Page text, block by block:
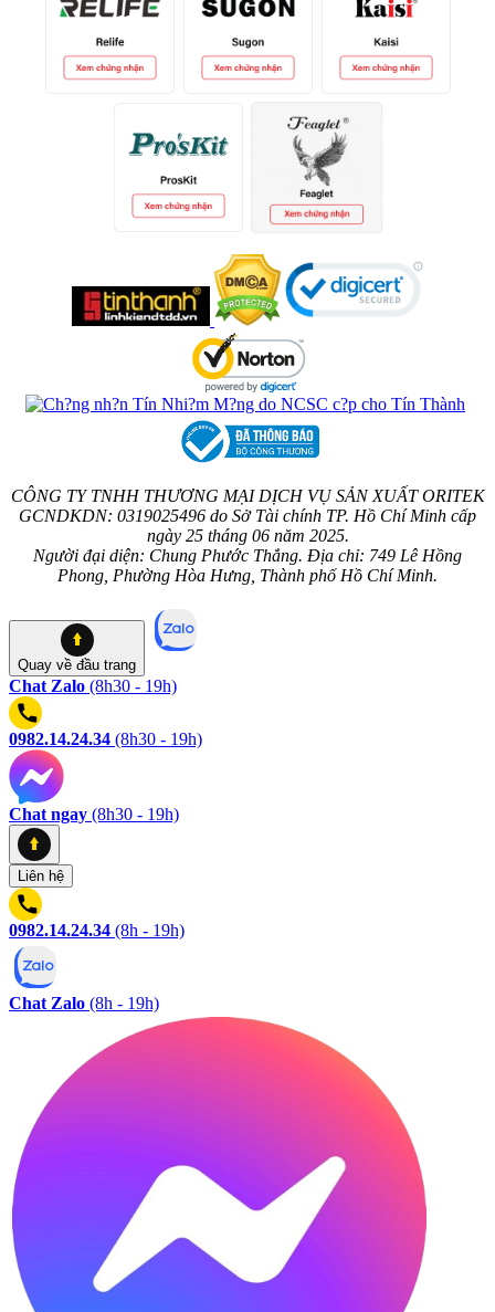
CÔNG TY TNHH THƯƠNG MẠI DỊCH VỤ SẢN XUẤT ORITEK
GCNDKDN: 0319025496 do Sở Tài chính TP. Hồ Chí Minh cấp
ngày 25 tháng 06 năm 2025.
Người đại diện: Chung Phước Thắng. Địa chỉ: 749 Lê Hồng
Phong, Phường Hòa Hưng, Thành phố Hồ Chí Minh.
Quay về đầu trang
Chat Zalo (8h30 - 19h)
0982.14.24.34 (8h30 - 19h)
Chat ngay (8h30 - 19h)
Liên hệ
0982.14.24.34 (8h - 19h)
Chat Zalo (8h - 19h)